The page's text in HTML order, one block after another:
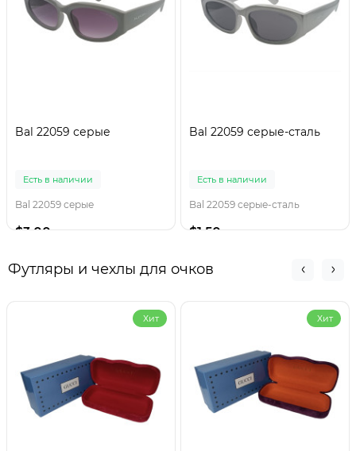
Bal 22059 серые
Есть в наличии
Bal 22059 серые
$3.00
Bal 22059 серые-сталь
Есть в наличии
Bal 22059 серые-сталь
$1.50
Футляры и чехлы для очков
Хит Хит